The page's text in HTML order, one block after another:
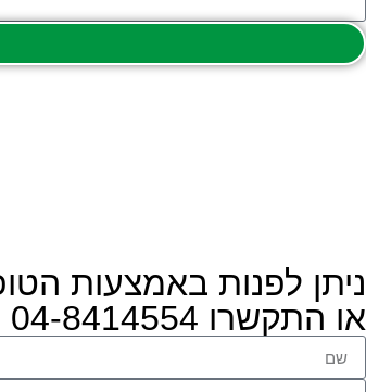
ניתן לפנות באמצעות
או התקשרו 04-8414554